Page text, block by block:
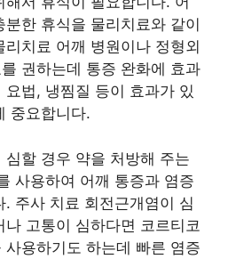
한 휴식을 물리치료와 같이
치료 어깨 병원이나 정형외
권하는데 통증 완화에 효과
법, 냉찜질 등이 효과가 있
중요합니다.
할 경우 약을 처방해 주는
사용하여 어깨 통증과 염증
주사 치료 회전근개염이 심
고통이 심하다면 코르티코
용하기도 하는데 빠른 염증